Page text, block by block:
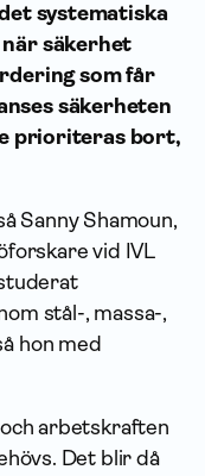
systematiska
säkerhet
som får
säkerheten
prioriteras bort,
Sanny Shamoun,
vid IVL
stål-, massa-,
hon med
arbetskraften
Det blir då